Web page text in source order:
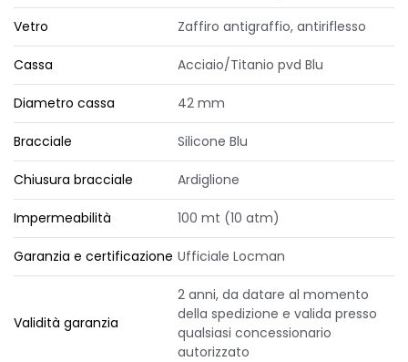
Vetro Zaffiro antigraffio, antiriflesso
Cassa Acciaio/Titanio pvd Blu
Diametro cassa 42 mm
Bracciale Silicone Blu
Chiusura bracciale Ardiglione
Impermeabilità 100 mt (10 atm)
Garanzia e certificazione Ufficiale Locman
Validità garanzia
2 anni, da datare al momento
della spedizione e valida presso
qualsiasi concessionario
autorizzato